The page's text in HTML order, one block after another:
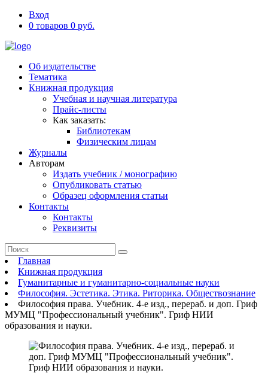
Вход
0 товаров 0 руб.
Об издательстве
Тематика
Книжная продукция
Учебная и научная литература
Прайс-листы
Как заказать:
Библиотекам
Физическим лицам
Журналы
Авторам
Издать учебник / монографию
Опубликовать статью
Образец оформления статьи
Контакты
Контакты
Реквизиты
Главная
Книжная продукция
Гуманитарные и гуманитарно-социальные науки
Философия. Эстетика. Этика. Риторика. Обществознание
Философия права. Учебник. 4-е изд., перераб. и доп. Гриф
МУМЦ "Профессиональный учебник". Гриф НИИ
образования и науки.